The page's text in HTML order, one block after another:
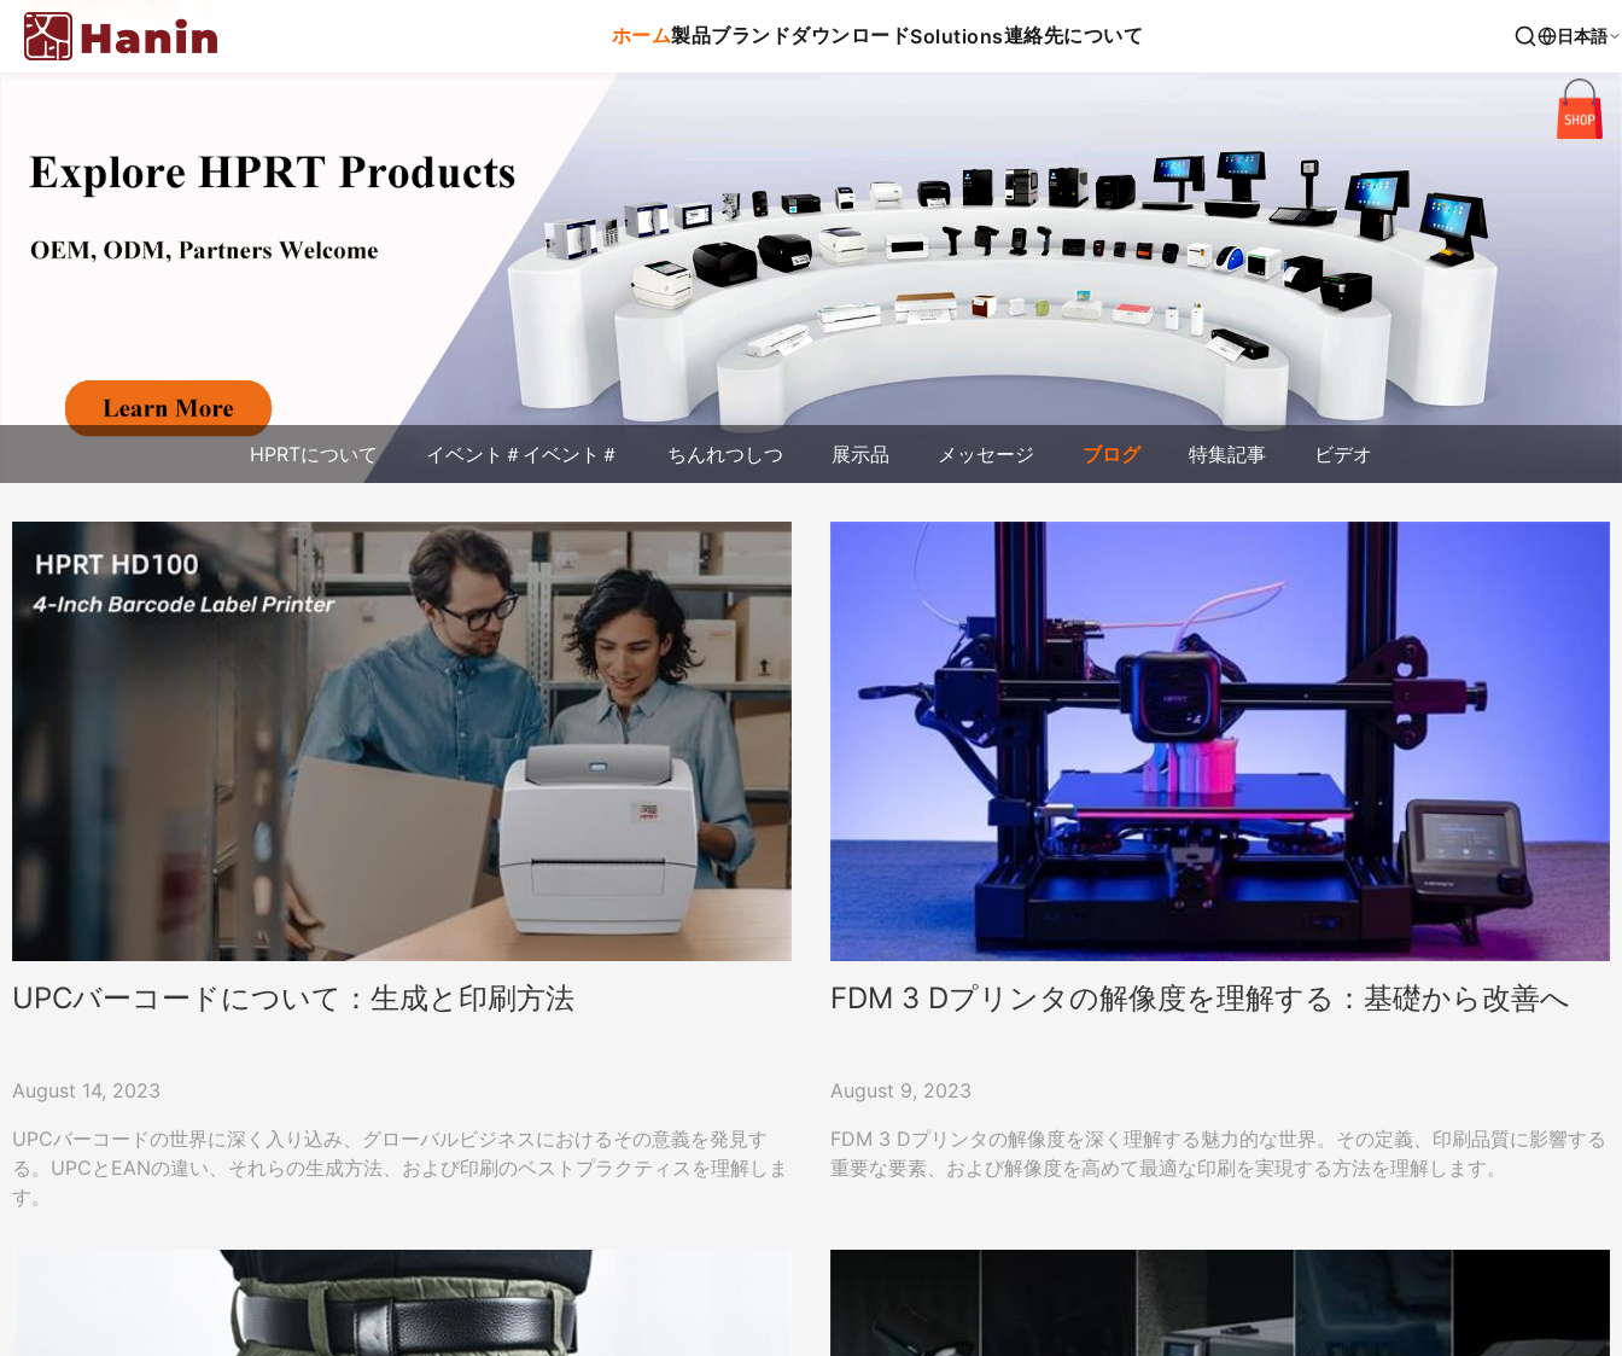
ホーム製品ブランドダウンロードSolutions連絡先について 日本語
HPRTについて イベント＃イベント＃ ちんれつしつ 展示品 メッセージ ブログ 特集記事 ビデオ
UPCバーコードについて：生成と印刷方法
August 14, 2023
UPCバーコードの世界に深く入り込み、グローバルビジネスにおけるその意義を発見す
る。UPCとEANの違い、それらの生成方法、および印刷のベストプラクティスを理解しま
す。
FDM 3 Dプリンタの解像度を理解する：基礎から改善へ
August 9, 2023
FDM 3 Dプリンタの解像度を深く理解する魅力的な世界。その定義、印刷品質に影響する
重要な要素、および解像度を高めて最適な印刷を実現する方法を理解します。